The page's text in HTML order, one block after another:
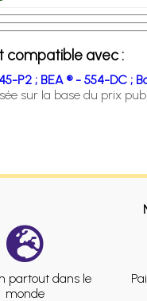
compatible avec :
P2 ; BEA ® - 554-DC ;
sur la base du prix
partout dans le
monde